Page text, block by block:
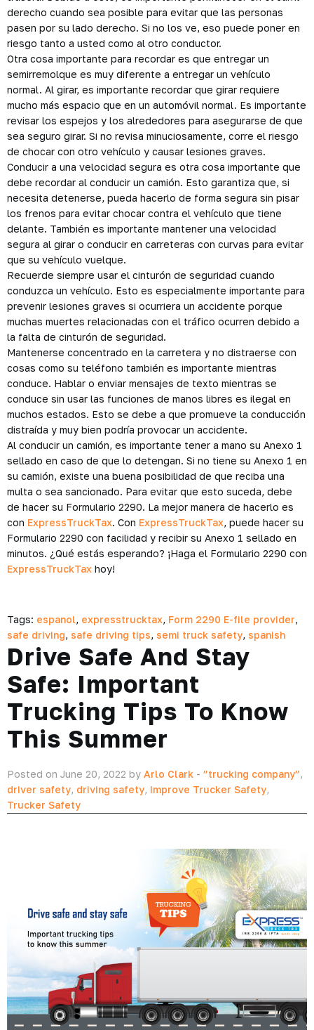
derecho cuando sea posible para evitar que las personas
pasen por su lado derecho. Si no los ve, eso puede poner en
riesgo tanto a usted como al otro conductor.
Otra cosa importante para recordar es que entregar un
semirremolque es muy diferente a entregar un vehículo
normal. Al girar, es importante recordar que girar requiere
mucho más espacio que en un automóvil normal. Es importante
revisar los espejos y los alrededores para asegurarse de que
sea seguro girar. Si no revisa minuciosamente, corre el riesgo
de chocar con otro vehículo y causar lesiones graves.
Conducir a una velocidad segura es otra cosa importante que
debe recordar al conducir un camión. Esto garantiza que, si
necesita detenerse, pueda hacerlo de forma segura sin pisar
los frenos para evitar chocar contra el vehículo que tiene
delante. También es importante mantener una velocidad
segura al girar o conducir en carreteras con curvas para evitar
que su vehículo vuelque.
Recuerde siempre usar el cinturón de seguridad cuando
conduzca un vehículo. Esto es especialmente importante para
prevenir lesiones graves si ocurriera un accidente porque
muchas muertes relacionadas con el tráfico ocurren debido a
la falta de cinturón de seguridad.
Mantenerse concentrado en la carretera y no distraerse con
cosas como su teléfono también es importante mientras
conduce. Hablar o enviar mensajes de texto mientras se
conduce sin usar las funciones de manos libres es ilegal en
muchos estados. Esto se debe a que promueve la conducción
distraída y muy bien podría provocar un accidente.
Al conducir un camión, es importante tener a mano su Anexo 1
sellado en caso de que lo detengan. Si no tiene su Anexo 1 en
su camión, existe una buena posibilidad de que reciba una
multa o sea sancionado. Para evitar que esto suceda, debe
de hacer su Formulario 2290. La mejor manera de hacerlo es
con ExpressTruckTax. Con ExpressTruckTax, puede hacer su
Formulario 2290 con facilidad y recibir su Anexo 1 sellado en
minutos. ¿Qué estás esperando? ¡Haga el Formulario 2290 con
ExpressTruckTax hoy!
Tags: espanol, expresstrucktax, Form 2290 E-file provider,
safe driving, safe driving tips, semi truck safety, spanish
Drive Safe And Stay
Safe: Important
Trucking Tips To Know
This Summer
Posted on June 20, 2022 by Arlo Clark - ”trucking company”,
driver safety, driving safety, Improve Trucker Safety,
Trucker Safety